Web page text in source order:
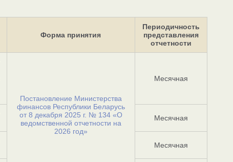
Форма принятия
Периодичность
представления
отчетности
Постановление Министерства
финансов Республики Беларусь
от 8 декабря 2025 г. № 134 «О
ведомственной отчетности на
2026 год»
Месячная
Месячная
Месячная